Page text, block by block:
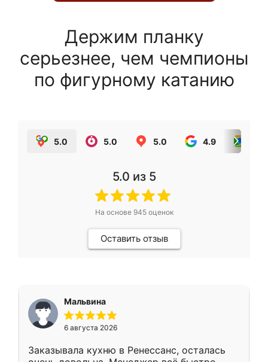
Держим планку
серьезнее, чем чемпионы
по фигурному катанию
5.0 5.0 5.0 4.9
5.0 из 5
На основе 945оценок
Оставить отзыв
Мальвина
6 августа 2026
Заказывала кухню в Ренессанс, осталась